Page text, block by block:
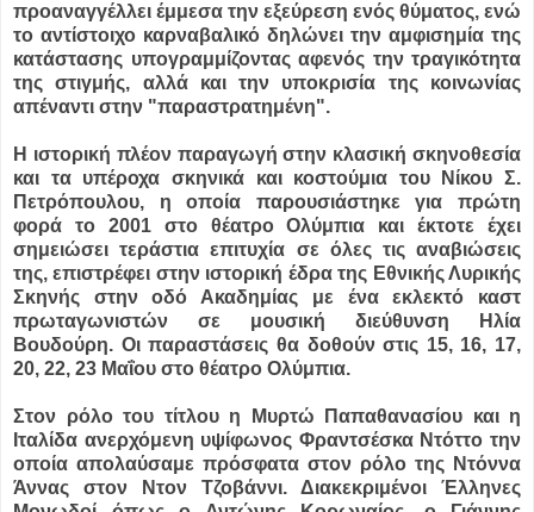
προαναγγέλλει έμμεσα την εξεύρεση ενός θύματος, ενώ
το αντίστοιχο καρναβαλικό δηλώνει την αμφισημία της
κατάστασης υπογραμμίζοντας αφενός την τραγικότητα
της στιγμής, αλλά και την υποκρισία της κοινωνίας
απέναντι στην "παραστρατημένη".
Η ιστορική πλέον παραγωγή στην κλασική σκηνοθεσία
και τα υπέροχα σκηνικά και κοστούμια του Νίκου Σ.
Πετρόπουλου, η οποία παρουσιάστηκε για πρώτη
φορά το 2001 στο θέατρο Ολύμπια και έκτοτε έχει
σημειώσει τεράστια επιτυχία σε όλες τις αναβιώσεις
της, επιστρέφει στην ιστορική έδρα της Εθνικής Λυρικής
Σκηνής στην οδό Ακαδημίας με ένα εκλεκτό καστ
πρωταγωνιστών σε μουσική διεύθυνση Ηλία
Βουδούρη. Οι παραστάσεις θα δοθούν στις 15, 16, 17,
20, 22, 23 Μαΐου στο θέατρο Ολύμπια.
Στον ρόλο του τίτλου η Μυρτώ Παπαθανασίου και η
Ιταλίδα ανερχόμενη υψίφωνος Φραντσέσκα Ντόττο την
οποία απολαύσαμε πρόσφατα στον ρόλο της Ντόννα
Άννας στον Ντον Τζοβάννι. Διακεκριμένοι Έλληνες